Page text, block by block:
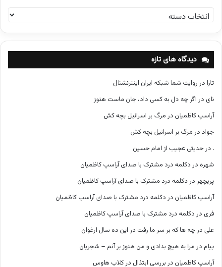
س
ت
ه‌
ه
دیدگاه های تازه
تارا در روایت شما شبکه ایران اینترنشنال
نای در اگر چه دل به کسی داد، جان ماست هنوز
آراسپ کاظمیان در مرگ بر اسرائیل بچه کش
جواد در مرگ بر اسرائیل بچه کش
. درحدیثی عجیب از امام حسین
شهره در دکلمه درد مشترک با صدای آراسپ کاظمیان
پریچهر در دکلمه درد مشترک با صدای آراسپ کاظمیان
آراسپ کاظمیان در دکلمه درد مشترک با صدای آراسپ کاظمیان
فری در دکلمه درد مشترک با صدای آراسپ کاظمیان
علی درچه ها که بر سر ما رفت در این ده سال ارغوان
پیام در مرا به هیچ بدادی و من هنوز بر آنم – شجریان
آراسپ کاظمیان در بررسی ابتذال در کلاب هاوس